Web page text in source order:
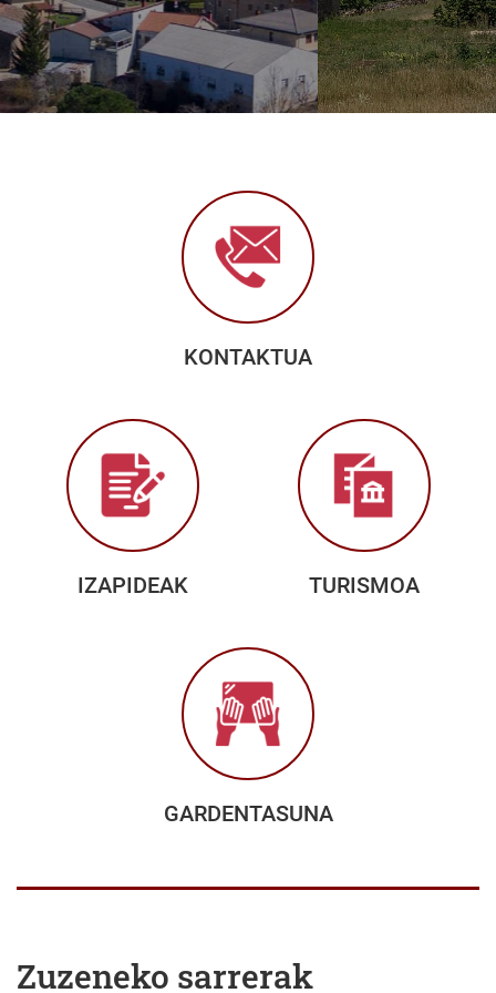
KONTAKTUA
IZAPIDEAK TURISMOA
GARDENTASUNA
Zuzeneko sarrerak